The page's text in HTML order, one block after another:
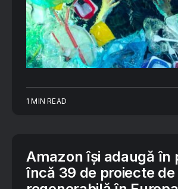
1 MIN READ
Amazon își adaugă în
încă 39 de proiecte de